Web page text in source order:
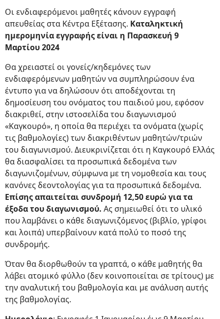
Οι ενδιαφερόμενοι μαθητές κάνουν εγγραφή
απευθείας στα Κέντρα Εξέτασης. Καταληκτική
ημερομηνία εγγραφής είναι η Παρασκευή 9
Μαρτίου 2024
Θα χρειαστεί οι γονείς/κηδεμόνες των
ενδιαφερόμενων μαθητών να συμπληρώσουν ένα
έντυπο για να δηλώσουν ότι αποδέχονται τη
δημοσίευση του ονόματος του παιδιού μου, εφόσον
διακριθεί, στην ιστοσελίδα του διαγωνισμού
«Καγκουρό», η οποία θα περιέχει τα ονόματα (χωρίς
τις βαθμολογίες) των διακριθέντων μαθητών/τριών
του διαγωνισμού. Διευκρινίζεται ότι η Καγκουρό Ελλάς
θα διασφαλίσει τα προσωπικά δεδομένα των
διαγωνιζομένων, σύμφωνα με τη νομοθεσία και τους
κανόνες δεοντολογίας για τα προσωπικά δεδομένα.
Επίσης απαιτείται συνδρομή 12,50 ευρώ για τα
έξοδα του διαγωνισμού. Ας σημειωθεί ότι το υλικό
που λαμβάνει ο κάθε διαγωνιζόμενος (βιβλίο, γρίφοι
και λοιπά) υπερβαίνουν κατά πολύ το ποσό της
συνδρομής.
Όταν θα διορθωθούν τα γραπτά, ο κάθε μαθητής θα
λάβει ατομικό φύλλο (δεν κοινοποιείται σε τρίτους) με
την αναλυτική του βαθμολογία και με ανάλυση αυτής
της βαθμολογίας.